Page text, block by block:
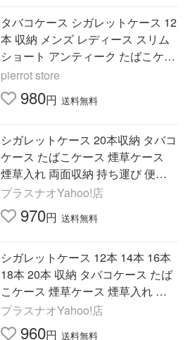
タバコケース シガレットケース 12
本 収納 メンズ レディース スリム
ショート アンティーク たばこケー
ス 煙草ケース
pierrot store
980円 送料無料
シガレットケース 20本収納 タバコ
ケース たばこケース 煙草ケース
煙草入れ 両面収納 持ち運び 便利
携帯 高級感 おしゃれ
プラスナオYahoo!店
970円 送料無料
シガレットケース 12本 14本 16本
18本 20本 収納 タバコケース たば
こケース 煙草ケース 煙草入れ 両
面収納 持ち運び 便利 携帯 高級
プラスナオYahoo!店
960円 送料無料